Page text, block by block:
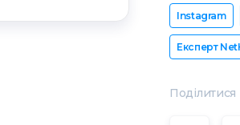
Instagram
Експерт
Поділитися